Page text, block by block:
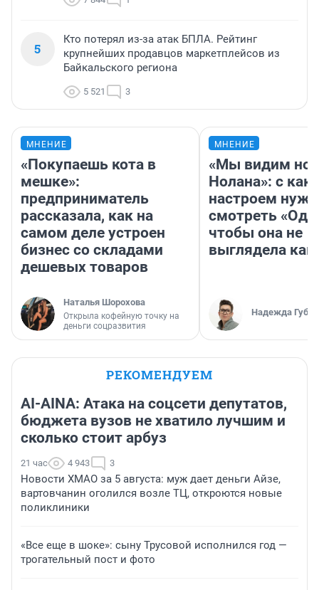
5
Кто потерял из-за атак БПЛА. Рейтинг
крупнейших продавцов маркетплейсов из
Байкальского региона
5 521 3
МНЕНИЕ
«Покупаешь кота в
мешке»:
предприниматель
рассказала, как на
самом деле устроен
бизнес со складами
дешевых товаров
Наталья Шорохова
Открыла кофейную точку на
деньги соцразвития
МНЕНИЕ
«Мы видим
Нолана»: с
настроем
смотреть
чтобы она не
выглядела как
Надежда
РЕКОМЕНДУЕМ
AI-AINA: Атака на соцсети депутатов,
бюджета вузов не хватило лучшим и
сколько стоит арбуз
21 час 4 943 3
Новости ХМАО за 5 августа: муж дает деньги Айзе,
вартовчанин оголился возле ТЦ, откроются новые
поликлиники
«Все еще в шоке»: сыну Трусовой исполнился год —
трогательный пост и фото